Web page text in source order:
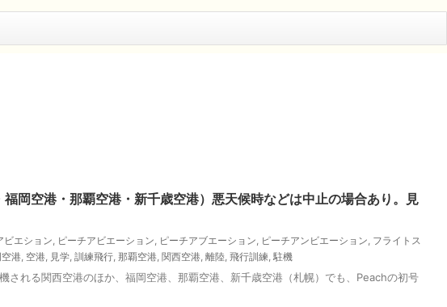
岡空港・那覇空港・新千歳空港）悪天候時などは中止の場合あり。見
ビエション, ピーチアビエーション, ピーチアブエーション, ピーチアンビエーション, フライトス
港, 空港, 見学, 訓練飛行, 那覇空港, 関西空港, 離陸, 飛行訓練, 駐機
れる関西空港のほか、福岡空港、那覇空港、新千歳空港（札幌）でも、Peachの初号